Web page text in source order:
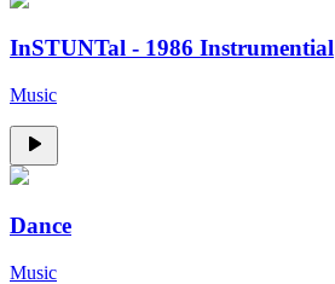
InSTUNTal - 1986 Instrumential
Music
Dance
Music